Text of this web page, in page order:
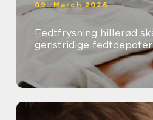
09. March 2026
Fedtfrysning hillerød skånsom hjælp til
genstridige fedtdepoter